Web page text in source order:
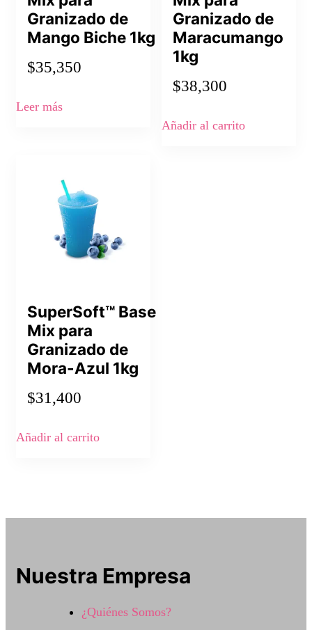
Granizado de
Mango Biche 1kg
$35,350
Leer más
Granizado de
Maracumango
1kg
$38,300
Añadir al carrito
SuperSoft™ Base
Mix para
Granizado de
Mora-Azul 1kg
$31,400
Añadir al carrito
Nuestra Empresa
¿Quiénes Somos?